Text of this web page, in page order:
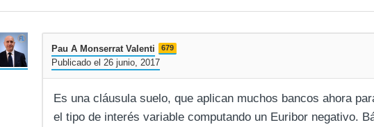
Pau A Monserrat Valenti 679
Publicado el 26 junio, 2017
Es una cláusula suelo, que aplican muchos bancos ahora
el tipo de interés variable computando un Euribor negativo.